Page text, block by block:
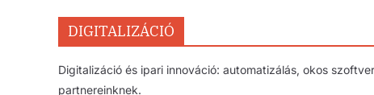
DIGITALIZÁCIÓ
Digitalizáció és ipari innováció: automatizálás, okos
partnereinknek.